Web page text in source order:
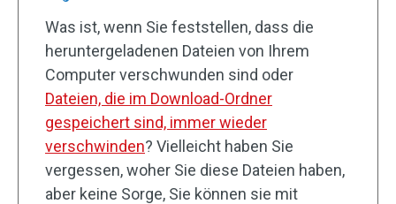
Was ist, wenn Sie feststellen, dass die
heruntergeladenen Dateien von Ihrem
Computer verschwunden sind oder
Dateien, die im Download-Ordner
gespeichert sind, immer wieder
verschwinden? Vielleicht haben Sie
vergessen, woher Sie diese Dateien haben,
aber keine Sorge, Sie können sie mit